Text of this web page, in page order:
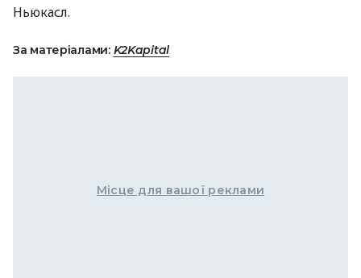
Ньюкасл.
За матеріалами: K2Kapital
Місце для вашої реклами